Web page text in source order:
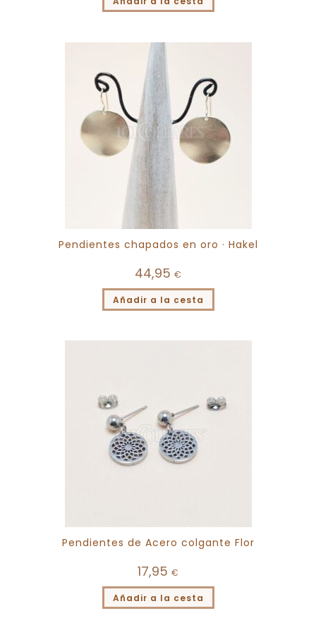
Pendientes chapados en oro · Hakel
44,95 €
Añadir a la cesta
Pendientes de Acero colgante Flor
17,95 €
Añadir a la cesta